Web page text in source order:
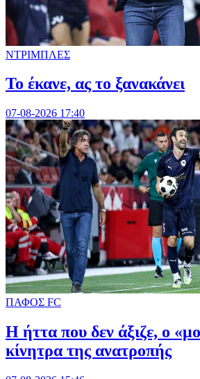
ΝΤΡΙΜΠΛΕΣ
Το έκανε, ας το ξανακάνει
07-08-2026 17:40
ΠΑΦΟΣ FC
Η ήττα που δεν άξιζε, ο
κίνητρα της ανατροπής